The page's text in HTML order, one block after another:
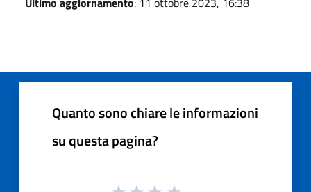
Quanto sono chiare le informazioni
su questa pagina?